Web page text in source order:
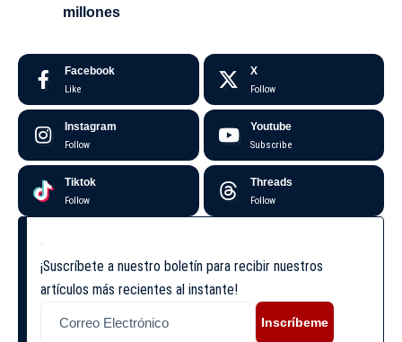
millones
Facebook
Like
X
Follow
Instagram
Follow
Youtube
Subscribe
Tiktok
Follow
Threads
Follow
¡Suscríbete a nuestro boletín para recibir nuestros
artículos más recientes al instante!
Inscríbeme